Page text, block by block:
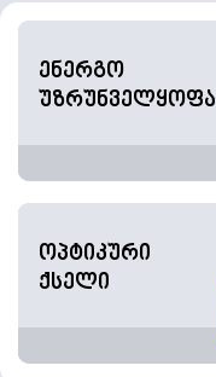
ენერგო
უზრუნველყოფა
ოპტიკური
ქსელი